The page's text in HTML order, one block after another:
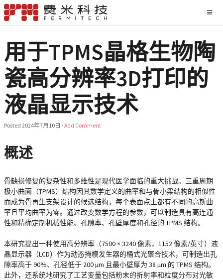
用于TPMS晶格生物陶
瓷高分辨率3D打印的
液晶显示技术
Posted 2024年7月10日 · Add Comment
概述
骨缺损修复的复杂性和多维性是现代医学面临的重大挑战。三重周期
极小曲面（TPMS）结构因其数学定义的曲率和与骨小梁结构的相似性
而成为骨再生支架设计的候选结构，每个表面点上都有不同的高斯曲
率且平均曲率为零。通过改变数学方程的参数，可以制造具有高连通
性和精确定制机械性能、孔隙率、孔壁厚度和孔径的 TPMS 结构。
本研究提出一种使用高分辨率（7500 × 3240 像素，1152 像素/英寸）液
晶显示器（LCD）作为动态掩模发生器的桶式光聚合技术，可制造出孔
隙率高于 90%、孔径低于 200 µm 且最小壁厚为 38 µm 的 TPMS 结构。
此外，还系统地研究了工艺变量包括粉末的折射率和粒度分布对光敏